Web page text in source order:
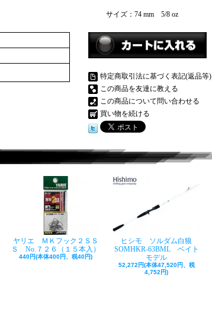
サイズ：74 mm 5/8 oz
特定商取引法に基づく表記(返品等)
この商品を友達に教える
この商品について問い合わせる
買い物を続ける
ヤリエ ＭＫフック２ＳＳ
Ｓ No.７２６（１５本入）
440円(本体400円、税40円)
ヒシモ ソルダム白狼
SOMHKR-63BML ベイト
モデル
52,272円(本体47,520円、税
4,752円)